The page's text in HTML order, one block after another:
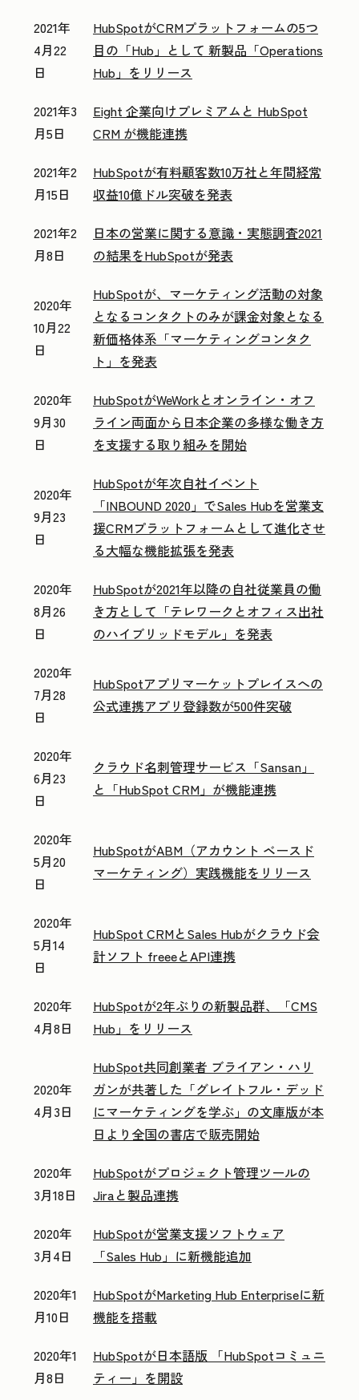
2021年
4月22
日
HubSpotがCRMプラットフォームの5つ
目の「Hub」として 新製品「Operations
Hub」をリリース
2021年3
月5日
Eight 企業向けプレミアムと HubSpot
CRM が機能連携
2021年2
月15日
HubSpotが有料顧客数10万社と年間経常
収益10億ドル突破を発表
2021年2
月8日
日本の営業に関する意識・実態調査2021
の結果をHubSpotが発表
2020年
10月22
日
HubSpotが、マーケティング活動の対象
となるコンタクトのみが課金対象となる
新価格体系「マーケティングコンタク
ト」を発表
2020年
9月30
日
HubSpotがWeWorkとオンライン・オフ
ライン両面から日本企業の多様な働き方
を支援する取り組みを開始
2020年
9月23
日
HubSpotが年次自社イベント
「INBOUND 2020」でSales Hubを営業支
援CRMプラットフォームとして進化させ
る大幅な機能拡張を発表
2020年
8月26
日
HubSpotが2021年以降の自社従業員の働
き方として「テレワークとオフィス出社
のハイブリッドモデル」を発表
2020年
7月28
日
HubSpotアプリマーケットプレイスへの
公式連携アプリ登録数が500件突破
2020年
6月23
日
クラウド名刺管理サービス「Sansan」
と「HubSpot CRM」が機能連携
2020年
5月20
日
HubSpotがABM（アカウント ベースド
マーケティング）実践機能をリリース
2020年
5月14
日
HubSpot CRMとSales Hubがクラウド会
計ソフト freeeとAPI連携
2020年
4月8日
HubSpotが2年ぶりの新製品群、「CMS
Hub」をリリース
2020年
4月3日
HubSpot共同創業者 ブライアン・ハリ
ガンが共著した「グレイトフル・デッド
にマーケティングを学ぶ」の文庫版が本
日より全国の書店で販売開始
2020年
3月18日
HubSpotがプロジェクト管理ツールの
Jiraと製品連携
2020年
3月4日
HubSpotが営業支援ソフトウェア
「Sales Hub」に新機能追加
2020年1
月10日
HubSpotがMarketing Hub Enterpriseに新
機能を搭載
2020年1
月8日
HubSpotが日本語版 「HubSpotコミュニ
ティー」を開設